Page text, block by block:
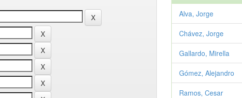
Alva, Jorge
Chávez, Jorge
Gallardo, Mirella
Gómez, Alejandro
Ramos, Cesar